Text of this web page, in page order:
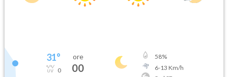
31°
0
ore
00
58%
6-13 Km/h